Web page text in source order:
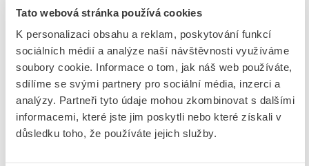
Tato webová stránka používá cookies
K personalizaci obsahu a reklam, poskytování funkcí
sociálních médií a analýze naší návštěvnosti využíváme
soubory cookie. Informace o tom, jak náš web používáte,
sdílíme se svými partnery pro sociální média, inzerci a
analýzy. Partneři tyto údaje mohou zkombinovat s dalšími
informacemi, které jste jim poskytli nebo které získali v
důsledku toho, že používáte jejich služby.
jednoduše silný, jednoduše perfektní.
Značka SIEMENS
Objímky pro ovladače a signálky
Objímka
Bez
S integrovanou diodou
Ano
Barva světla zdroje
Červená